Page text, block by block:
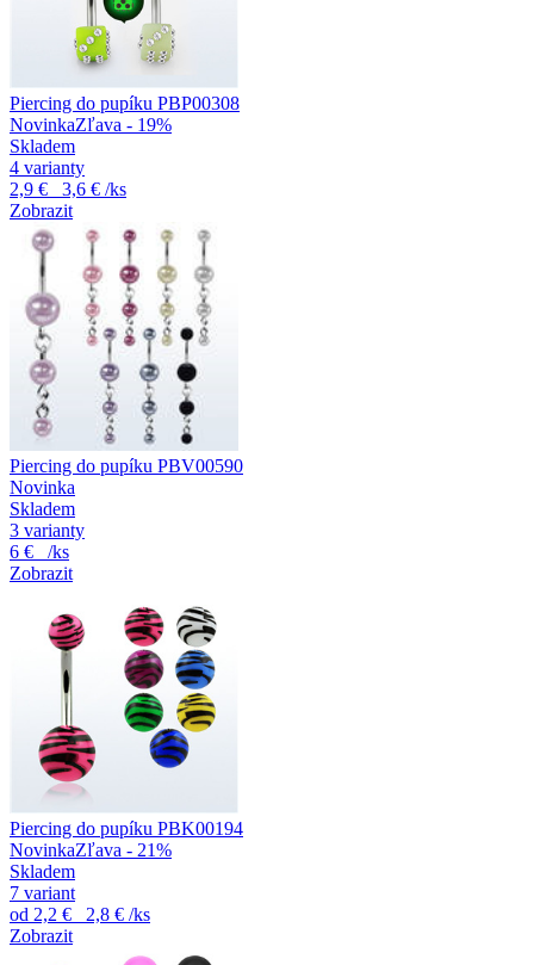
Piercing do pupíku PBP00308
NovinkaZľava - 19%
Skladem
4 varianty
2,9 €
3,6 € /ks
Zobrazit
Piercing do pupíku PBV00590
Novinka
Skladem
3 varianty
6 €
/ks
Zobrazit
Piercing do pupíku PBK00194
NovinkaZľava - 21%
Skladem
7 variant
od 2,2 € 2,8 € /ks
Zobrazit